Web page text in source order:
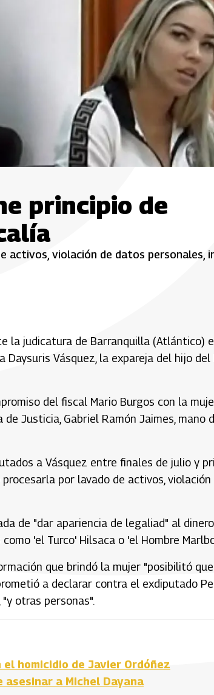
principio de
activos, violación de datos personales,
la judicatura de Barranquilla (Atlántico)
Vásquez, la expareja del hijo del
del fiscal Mario Burgos con la
Justicia, Gabriel Ramón Jaimes, mano
a Vásquez entre finales de julio y
por lavado de activos,
de "dar apariencia de legaliad" al
'el Turco' Hilsaca o 'el Hombre
que brindó la mujer "posibilitó
a declarar contra el exdiputado
otras personas".
homicidio de Javier Ordóñez
a Michel Dayana